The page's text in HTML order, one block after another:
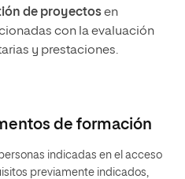
de proyectosen
con la evaluación
y prestaciones.
de formación
indicadas en el acceso
previamente indicados,